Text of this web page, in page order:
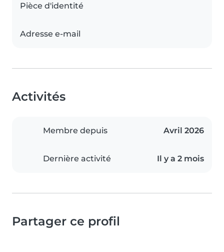
Pièce d'identité
Adresse e-mail
Activités
Membre depuis Avril 2026
Dernière activité Il y a 2 mois
Partager ce profil